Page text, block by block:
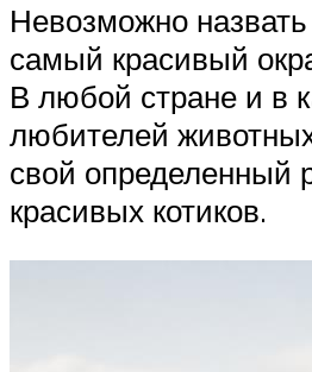
Невозможно
самый красивый
В любой стране и в
любителей
свой определенный
красивых котиков.